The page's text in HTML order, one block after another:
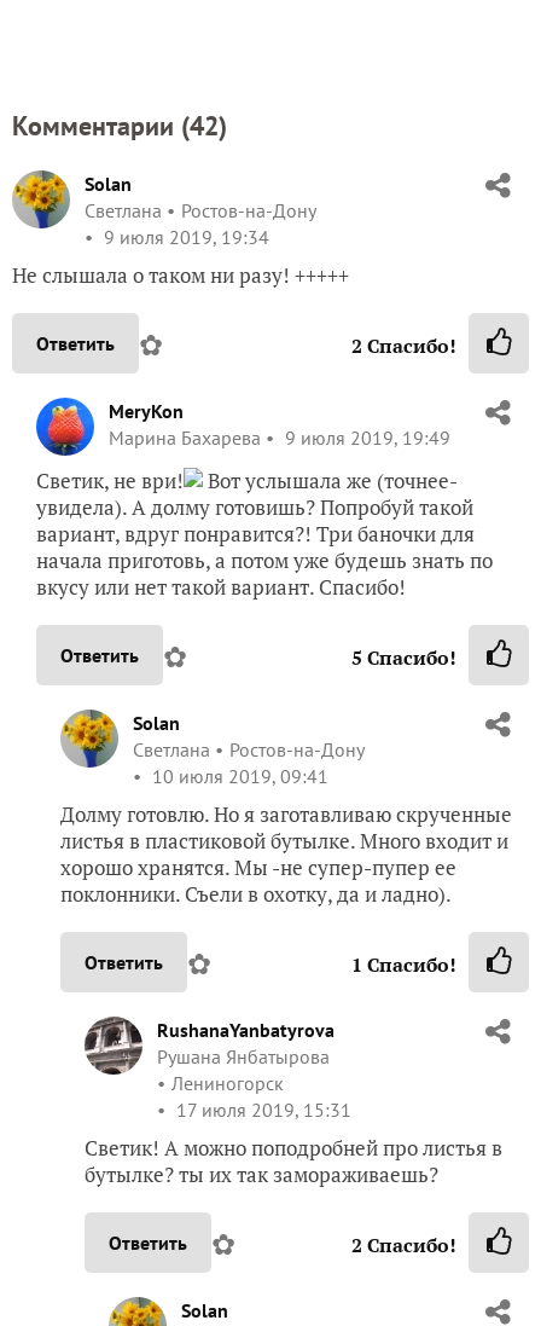
Комментарии (42)
Solan
Светлана
Ростов-на-Дону
9 июля 2019, 19:34
Не слышала о таком ни разу! +++++
Ответить ✿ 2 Спасибо!
MeryKon
Марина Бахарева
9 июля 2019, 19:49
Светик, не ври!
Вот услышала же (точнее-
увидела). А долму готовишь? Попробуй такой
вариант, вдруг понравится?! Три баночки для
начала приготовь, а потом уже будешь знать по
вкусу или нет такой вариант. Спасибо!
Ответить ✿ 5 Спасибо!
Solan
Светлана
Ростов-на-Дону
10 июля 2019, 09:41
Долму готовлю. Но я заготавливаю скрученные
листья в пластиковой бутылке. Много входит и
хорошо хранятся. Мы -не супер-пупер ее
поклонники. Съели в охотку, да и ладно).
Ответить ✿ 1 Спасибо!
RushanaYanbatyrova
Рушана Янбатырова
Лениногорск
17 июля 2019, 15:31
Светик! А можно поподробней про листья в
бутылке? ты их так замораживаешь?
Ответить ✿ 2 Спасибо!
Solan